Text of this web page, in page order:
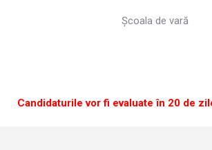
Școala de vară
Candidaturile vor fi evaluate în 20 de